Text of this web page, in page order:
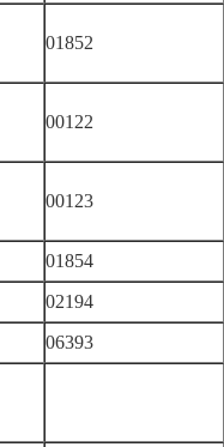
01852
00122
00123
01854
02194
06393